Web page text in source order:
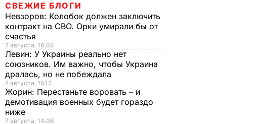
СВЕЖИЕ БЛОГИ
Невзоров: Колобок должен заключить
контракт на СВО. Орки умирали бы от
счастья
7 августа, 16.02
Левин: У Украины реально нет
союзников. Им важно, чтобы Украина
дралась, но не побеждала
7 августа, 15.12
Жорин: Перестаньте воровать – и
демотивация военных будет гораздо
ниже
7 августа, 14.06